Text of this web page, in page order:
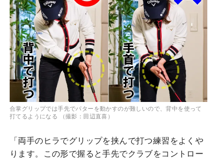
合掌グリップでは手先でパターを動かすのが難しいので、背中を使って
打てるようになる （撮影：田辺直喜）
「両手のヒラでグリップを挟んで打つ練習をよくや
ります。この形で握ると手先でクラブをコントロー